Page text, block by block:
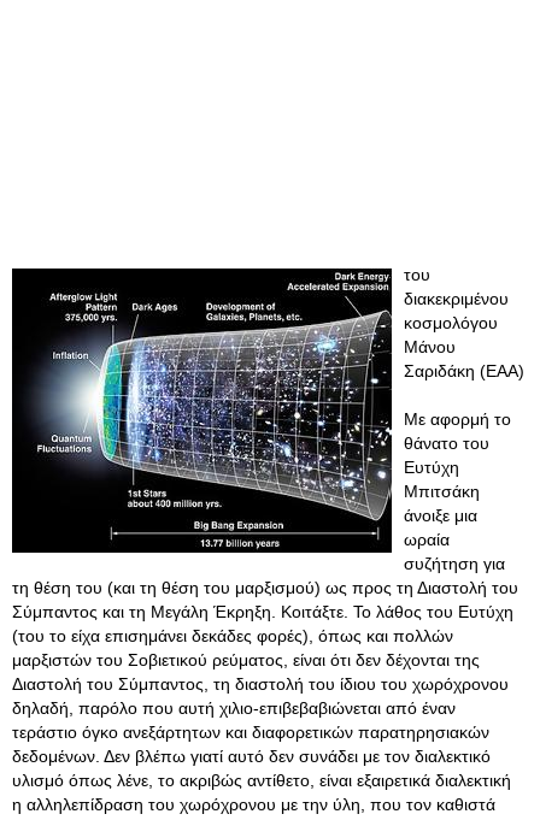
του
διακεκριμένου
κοσμολόγου
Μάνου
Σαριδάκη (ΕΑΑ)
Με αφορμή το
θάνατο του
Ευτύχη
Μπιτσάκη
άνοιξε μια
ωραία
συζήτηση για
τη θέση του (και τη θέση του μαρξισμού) ως προς τη Διαστολή του
Σύμπαντος και τη Μεγάλη Έκρηξη. Κοιτάξτε. Το λάθος του Ευτύχη
(του το είχα επισημάνει δεκάδες φορές), όπως και πολλών
μαρξιστών του Σοβιετικού ρεύματος, είναι ότι δεν δέχονται της
Διαστολή του Σύμπαντος, τη διαστολή του ίδιου του χωρόχρονου
δηλαδή, παρόλο που αυτή χιλιο-επιβεβαβιώνεται από έναν
τεράστιο όγκο ανεξάρτητων και διαφορετικών παρατηρησιακών
δεδομένων. Δεν βλέπω γιατί αυτό δεν συνάδει με τον διαλεκτικό
υλισμό όπως λένε, το ακριβώς αντίθετο, είναι εξαιρετικά διαλεκτική
η αλληλεπίδραση του χωρόχρονου με την ύλη, που τον καθιστά